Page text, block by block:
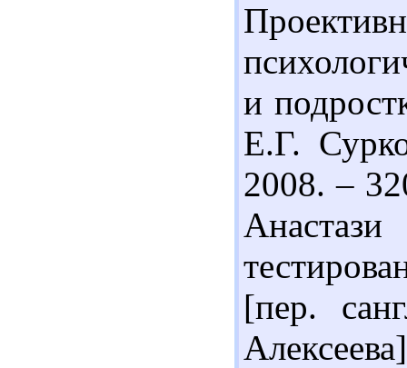
и
Е.Г.
2008. –
[пер.